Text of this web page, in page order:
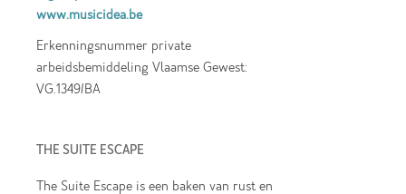
www.musicidea.be
Erkenningsnummer private
arbeidsbemiddeling Vlaamse Gewest:
VG.1349/BA
THE SUITE ESCAPE
The Suite Escape is een baken van rust en